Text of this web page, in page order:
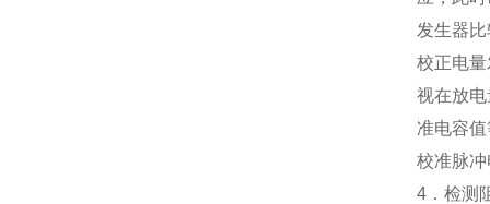
发生器
校正电
视在放
准电容
校准脉
4．检测